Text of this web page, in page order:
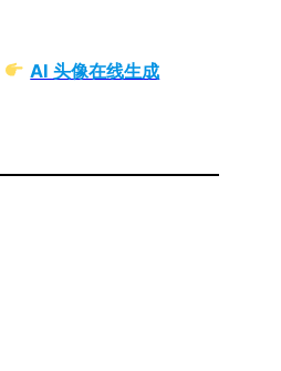
AI 头像在线生成